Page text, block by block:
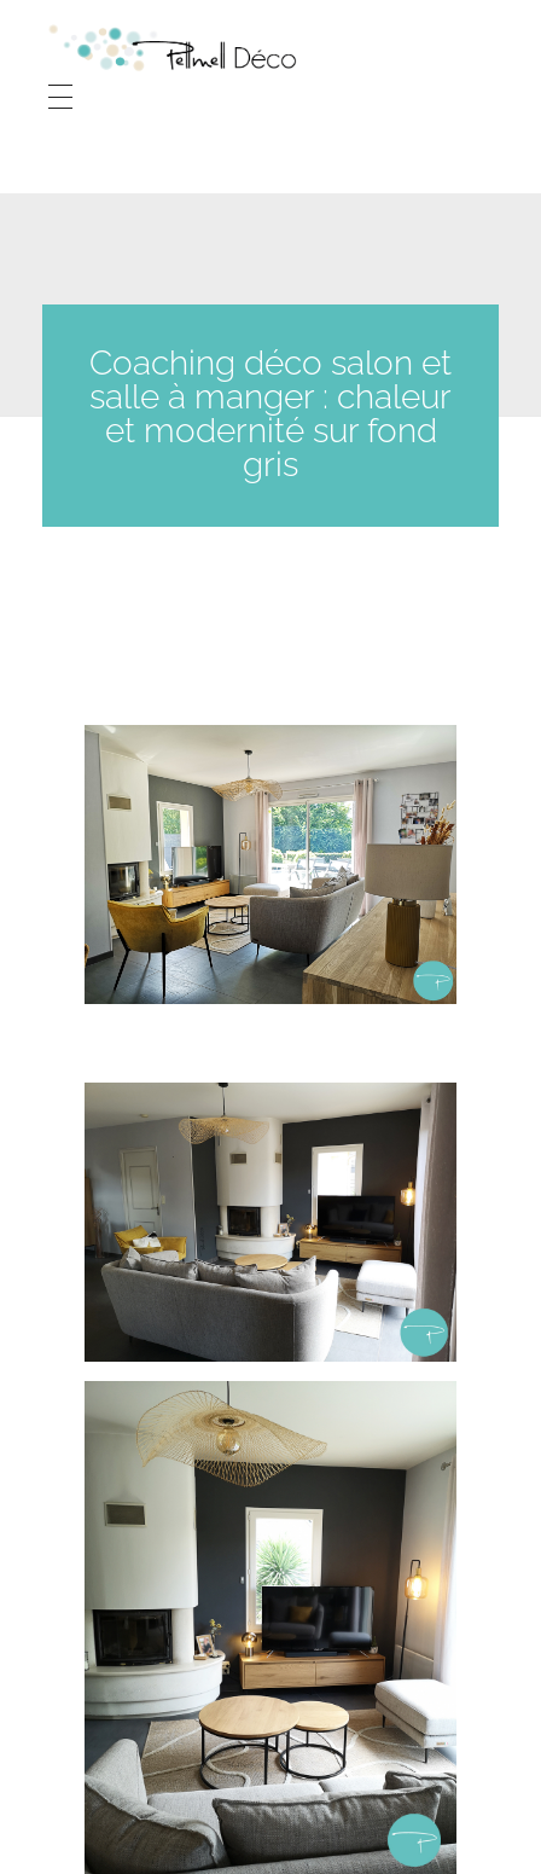
P
ellmell Déco - Audrey POHU - Décoratrice d'intérieur à Vitré (35) Ille-et-Vilaine, Rennes, Laval et à distance
Décoration d'intérieur
Coaching déco salon et
salle à manger : chaleur
et modernité sur fond
gris